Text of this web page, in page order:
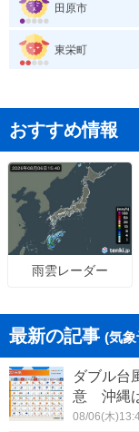
田原市
東栄町
おすすめ情報
雨雲レーダー
最新の記事 (気
ダブル台
意 沖縄
08/06(木